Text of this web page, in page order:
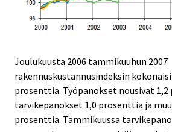
Joulukuusta 2006 tammikuuhun 2007
rakennuskustannusindeksin
prosenttia. Työpanokset nousivat
tarvikepanokset 1,0 prosenttia ja
prosenttia. Tammikuussa